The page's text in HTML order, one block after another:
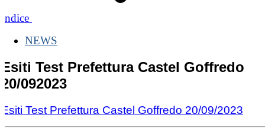
Indice
NEWS
Esiti Test Prefettura Castel Goffredo
20/092023
Esiti Test Prefettura Castel Goffredo 20/09/2023